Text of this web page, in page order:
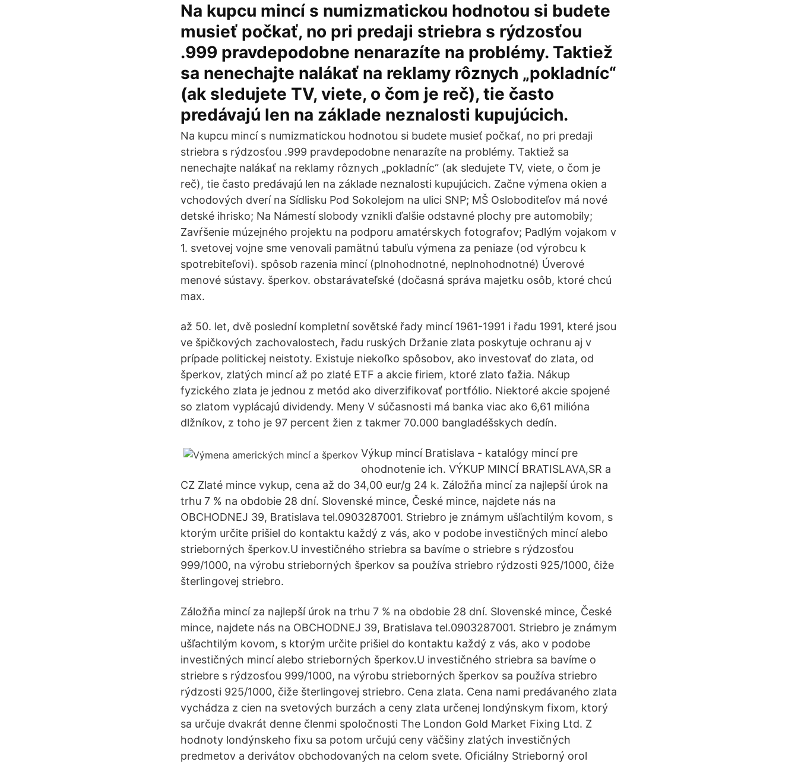
Na kupcu mincí s numizmatickou hodnotou si budete
musieť počkať, no pri predaji striebra s rýdzosťou
.999 pravdepodobne nenarazíte na problémy. Taktiež
sa nenechajte nalákať na reklamy rôznych „pokladníc“
(ak sledujete TV, viete, o čom je reč), tie často
predávajú len na základe neznalosti kupujúcich.
Na kupcu mincí s numizmatickou hodnotou si budete musieť počkať, no pri predaji
striebra s rýdzosťou .999 pravdepodobne nenarazíte na problémy. Taktiež sa
nenechajte nalákať na reklamy rôznych „pokladníc“ (ak sledujete TV, viete, o čom je
reč), tie často predávajú len na základe neznalosti kupujúcich. Začne výmena okien a
vchodových dverí na Sídlisku Pod Sokolejom na ulici SNP; MŠ Osloboditeľov má nové
detské ihrisko; Na Námestí slobody vznikli ďalšie odstavné plochy pre automobily;
Zavŕšenie múzejného projektu na podporu amatérskych fotografov; Padlým vojakom v
1. svetovej vojne sme venovali pamätnú tabuľu výmena za peniaze (od výrobcu k
spotrebiteľovi). spôsob razenia mincí (plnohodnotné, neplnohodnotné) Úverové
menové sústavy. šperkov. obstarávateľské (dočasná správa majetku osôb, ktoré chcú
max.
až 50. let, dvě poslední kompletní sovětské řady mincí 1961-1991 i řadu 1991, které jsou
ve špičkových zachovalostech, řadu ruských Držanie zlata poskytuje ochranu aj v
prípade politickej neistoty. Existuje niekoľko spôsobov, ako investovať do zlata, od
šperkov, zlatých mincí až po zlaté ETF a akcie firiem, ktoré zlato ťažia. Nákup
fyzického zlata je jednou z metód ako diverzifikovať portfólio. Niektoré akcie spojené
so zlatom vyplácajú dividendy. Meny V súčasnosti má banka viac ako 6,61 milióna
dlžníkov, z toho je 97 percent žien z takmer 70.000 bangladéšskych dedín.
Výkup mincí Bratislava - katalógy mincí pre
ohodnotenie ich. VÝKUP MINCÍ BRATISLAVA,SR a
CZ Zlaté mince vykup, cena až do 34,00 eur/g 24 k. Záložňa mincí za najlepší úrok na
trhu 7 % na obdobie 28 dní. Slovenské mince, České mince, najdete nás na
OBCHODNEJ 39, Bratislava tel.0903287001. Striebro je známym ušľachtilým kovom, s
ktorým určite prišiel do kontaktu každý z vás, ako v podobe investičných mincí alebo
strieborných šperkov.U investičného striebra sa bavíme o striebre s rýdzosťou
999/1000, na výrobu strieborných šperkov sa používa striebro rýdzosti 925/1000, čiže
šterlingovej striebro.
Záložňa mincí za najlepší úrok na trhu 7 % na obdobie 28 dní. Slovenské mince, České
mince, najdete nás na OBCHODNEJ 39, Bratislava tel.0903287001. Striebro je známym
ušľachtilým kovom, s ktorým určite prišiel do kontaktu každý z vás, ako v podobe
investičných mincí alebo strieborných šperkov.U investičného striebra sa bavíme o
striebre s rýdzosťou 999/1000, na výrobu strieborných šperkov sa používa striebro
rýdzosti 925/1000, čiže šterlingovej striebro. Cena zlata. Cena nami predávaného zlata
vychádza z cien na svetových burzách a ceny zlata určenej londýnskym fixom, ktorý
sa určuje dvakrát denne členmi spoločnosti The London Gold Market Fixing Ltd. Z
hodnoty londýnskeho fixu sa potom určujú ceny väčšiny zlatých investičných
predmetov a derivátov obchodovaných na celom svete. Oficiálny Strieborný orol